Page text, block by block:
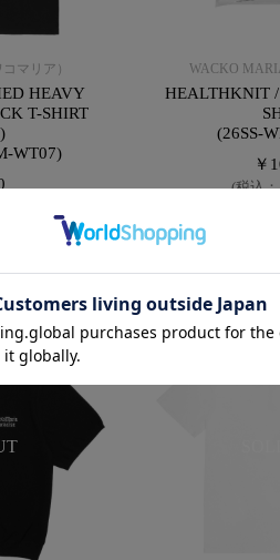
マリア）
HEAVY
T-SHIRT
WT07)
WACKO
HEALTHKNIT
(26SS-
￥
(税込